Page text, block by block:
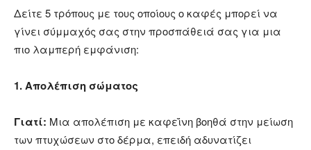
Δείτε 5 τρόπους με τους οποίους ο καφές μπορεί να
γίνει σύμμαχός σας στην προσπάθειά σας για μια
πιο λαμπερή εμφάνιση:
1. Απολέπιση σώματος
Γιατί: Μια απολέπιση με καφεΐνη βοηθά στην μείωση
των πτυχώσεων στο δέρμα, επειδή αδυνατίζει